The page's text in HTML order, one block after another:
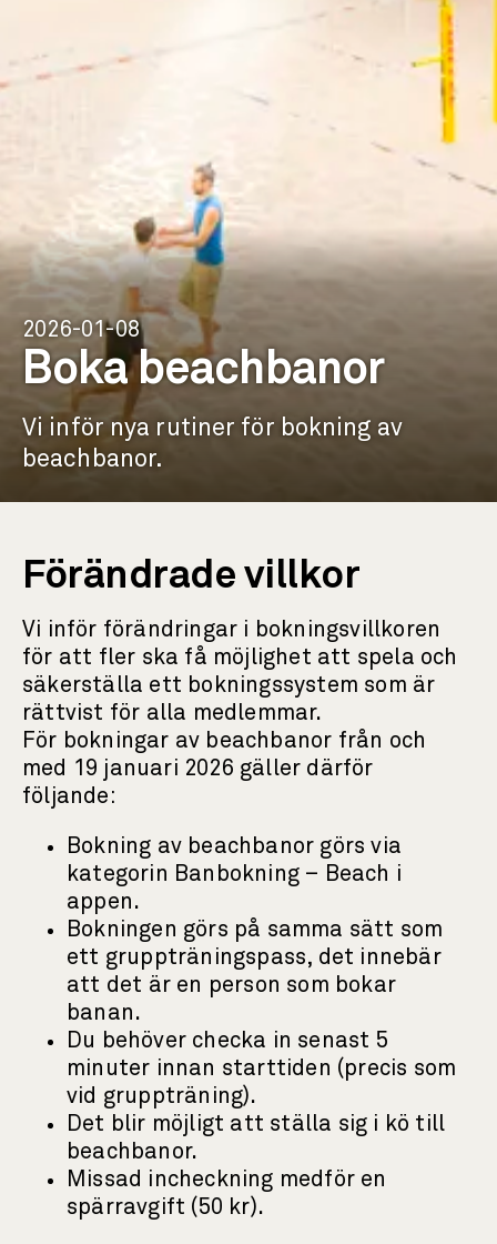
2026-01-08
Boka beachbanor
Vi inför nya rutiner för bokning av
beachbanor.
Förändrade villkor
Vi inför förändringar i bokningsvillkoren
för att fler ska få möjlighet att spela och
säkerställa ett bokningssystem som är
rättvist för alla medlemmar.
För bokningar av beachbanor från och
med 19 januari 2026 gäller därför
följande:
Bokning av beachbanor görs via
kategorin Banbokning – Beach i
appen.
Bokningen görs på samma sätt som
ett gruppträningspass, det innebär
att det är en person som bokar
banan.
Du behöver checka in senast 5
minuter innan starttiden (precis som
vid gruppträning).
Det blir möjligt att ställa sig i kö till
beachbanor.
Missad incheckning medför en
spärravgift (50 kr).